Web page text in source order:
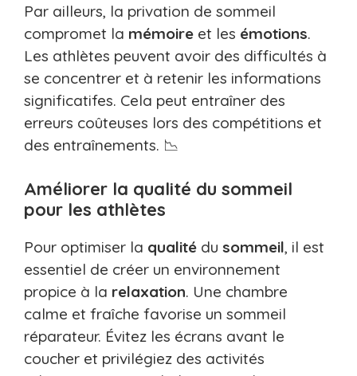
Par ailleurs, la privation de sommeil
compromet la mémoire et les émotions.
Les athlètes peuvent avoir des difficultés à
se concentrer et à retenir les informations
significatifes. Cela peut entraîner des
erreurs coûteuses lors des compétitions et
des entraînements. 📉
Améliorer la qualité du sommeil
pour les athlètes
Pour optimiser la qualité du sommeil, il est
essentiel de créer un environnement
propice à la relaxation. Une chambre
calme et fraîche favorise un sommeil
réparateur. Évitez les écrans avant le
coucher et privilégiez des activités